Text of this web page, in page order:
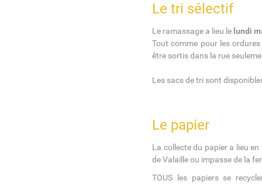
Le tri sélectif
Le ramassage a lieu le lundi
Tout comme pour les
être sortis dans la rue
Les sacs de tri sont
Le papier
La collecte du papier a lieu
de Valaille ou impasse de la
TOUS les papiers se